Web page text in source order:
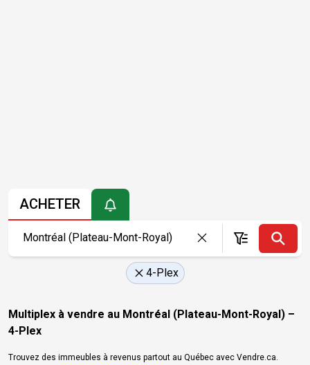
ACHETER
4-Plex
Multiplex à vendre au Montréal (Plateau-Mont-Royal) –
4-Plex
Trouvez des immeubles à revenus partout au Québec avec Vendre.ca.